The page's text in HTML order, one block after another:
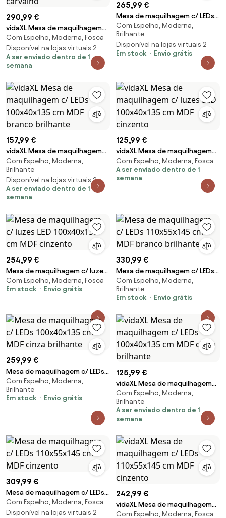
290,99 €
vidaXL Mesa de maquilhagem
c/ luzes LED 110x55x145 cm MDF
cor carvalho
Com Espelho, Moderna, Fosca
Disponível na lojas virtuais 2
A ser enviado dentro de 1
semana
265,99 €
Mesa de maquilhagem c/ LEDs
100x40x135 cm MDF branco
brilhante
Com Espelho, Moderna,
Brilhante
Disponível na lojas virtuais 2
Em stock
Envio grátis
157,99 €
vidaXL Mesa de maquilhagem
c/ LEDs 100x40x135 cm MDF
branco brilhante
Com Espelho, Moderna,
Brilhante
Disponível na lojas virtuais 2
A ser enviado dentro de 1
semana
125,99 €
vidaXL Mesa de maquilhagem
c/ luzes LED 100x40x135 cm
MDF cinzento
Com Espelho, Moderna, Fosca
A ser enviado dentro de 1
semana
254,99 €
Mesa de maquilhagem c/ luzes
LED 100x40x135 cm MDF
cinzento
Com Espelho, Moderna, Fosca
Em stock
Envio grátis
330,99 €
Mesa de maquilhagem c/ LEDs
110x55x145 cm MDF branco
brilhante
Com Espelho, Moderna,
Brilhante
Em stock
Envio grátis
259,99 €
Mesa de maquilhagem c/ LEDs
100x40x135 cm MDF cinza
brilhante
Com Espelho, Moderna,
Brilhante
Em stock
Envio grátis
125,99 €
vidaXL Mesa de maquilhagem
c/ LEDs 100x40x135 cm MDF
cinza brilhante
Com Espelho, Moderna,
Brilhante
A ser enviado dentro de 1
semana
309,99 €
Mesa de maquilhagem c/ LEDs
110x55x145 cm MDF cinzento
Com Espelho, Moderna, Fosca
Disponível na lojas virtuais 2
242,99 €
vidaXL Mesa de maquilhagem
c/ LEDs 110x55x145 cm MDF
Com Espelho, Moderna, Fosca